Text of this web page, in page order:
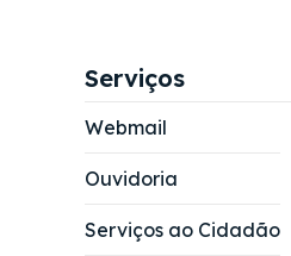
Serviços
Webmail
Ouvidoria
Serviços ao Cidadão